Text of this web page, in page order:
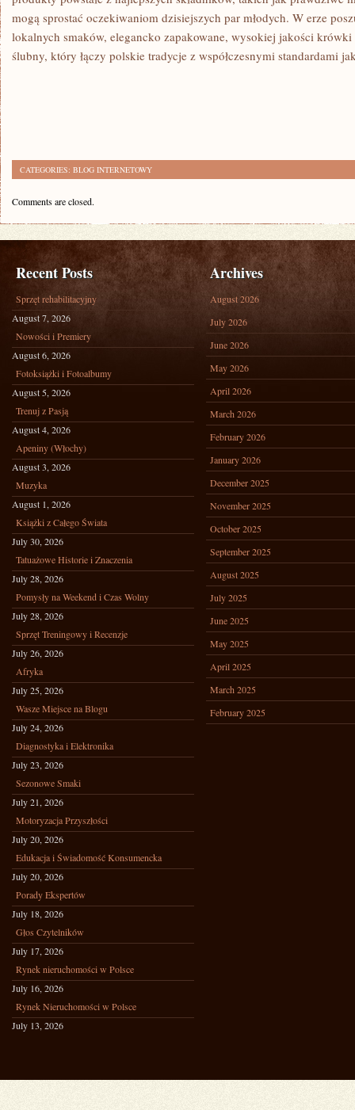
mogą sprostać oczekiwaniom dzisiejszych par młodych. W erze
lokalnych smaków, elegancko zapakowane, wysokiej jakości
ślubny, który łączy polskie tradycje z współczesnymi standardami
CATEGORIES: BLOG INTERNETOWY
Comments are closed.
Recent Posts
Sprzęt rehabilitacyjny
August 7, 2026
Nowości i Premiery
August 6, 2026
Fotoksiążki i Fotoalbumy
August 5, 2026
Trenuj z Pasją
August 4, 2026
Apeniny (Włochy)
August 3, 2026
Muzyka
August 1, 2026
Książki z Całego Świata
July 30, 2026
Tatuażowe Historie i Znaczenia
July 28, 2026
Pomysły na Weekend i Czas Wolny
July 28, 2026
Sprzęt Treningowy i Recenzje
July 26, 2026
Afryka
July 25, 2026
Wasze Miejsce na Blogu
July 24, 2026
Diagnostyka i Elektronika
July 23, 2026
Sezonowe Smaki
July 21, 2026
Motoryzacja Przyszłości
July 20, 2026
Edukacja i Świadomość Konsumencka
July 20, 2026
Porady Ekspertów
July 18, 2026
Głos Czytelników
July 17, 2026
Rynek nieruchomości w Polsce
July 16, 2026
Rynek Nieruchomości w Polsce
July 13, 2026
Archives
August 2026
July 2026
June 2026
May 2026
April 2026
March 2026
February 2026
January 2026
December 2025
November 2025
October 2025
September 2025
August 2025
July 2025
June 2025
May 2025
April 2025
March 2025
February 2025